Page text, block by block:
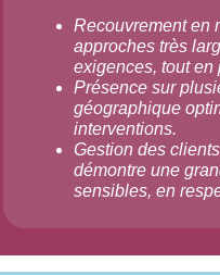
Recouvrement en
approches très
exigences, tout en
Présence sur
géographique
interventions.
Gestion des
démontre une
sensibles, en